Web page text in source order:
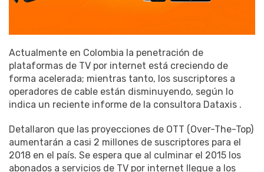
Actualmente en Colombia la penetración de
plataformas de TV por internet está creciendo de
forma acelerada; mientras tanto, los suscriptores a
operadores de cable están disminuyendo, según lo
indica un reciente informe de la consultora Dataxis .
Detallaron que las proyecciones de OTT (Over-The-Top)
aumentarán a casi 2 millones de suscriptores para el
2018 en el país. Se espera que al culminar el 2015 los
abonados a servicios de TV por internet llegue a los